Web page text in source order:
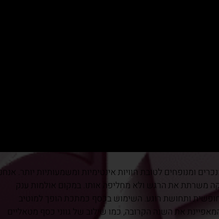
מאירועים מנכרים ומנופחים לטובת חוויות אינטימיות ומשמעותיות יותר.
משרתת את הרגש ולא מחליפה אותו. במקום אולמות ענק
ותחושת רוגע. השימוש בכסף כמתכת הופך למוטיב
את השנה הקרובה, כמו שילוב של גווני כסף מטאליים